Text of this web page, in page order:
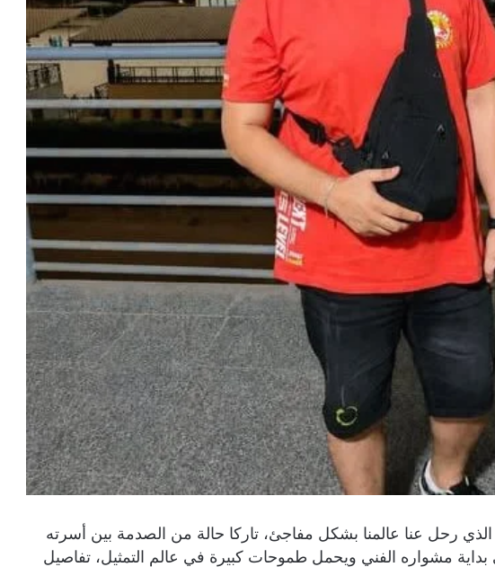
الذي رحل عنا عالمنا بشكل مفاجئ، تاركا حالة من الصدمة بين أسرته
مشواره الفني ويحمل طموحات كبيرة في عالم التمثيل، تفاصيل